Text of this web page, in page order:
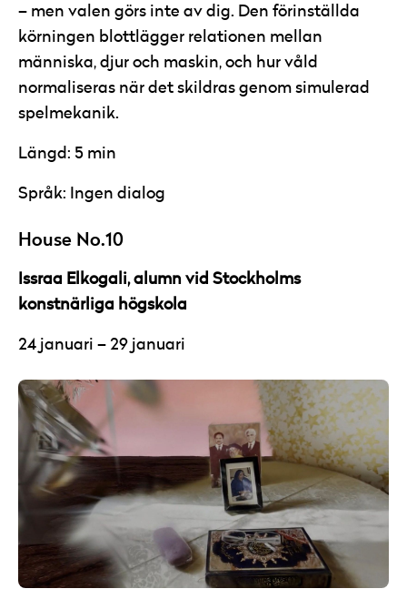
– men valen görs inte av dig. Den förinställda
körningen blottlägger relationen mellan
människa, djur och maskin, och hur våld
normaliseras när det skildras genom simulerad
spelmekanik.
Längd: 5 min
Språk: Ingen dialog
House No.10
Issraa Elkogali, alumn vid Stockholms
konstnärliga högskola
24 januari – 29 januari